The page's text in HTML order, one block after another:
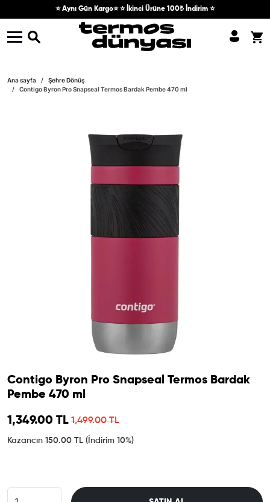
Skip to content⭐ Aynı Gün Kargo⭐ ⭐ İkinci Ürüne 100₺ İndirim ⭐
Ana sayfa
Şehre Dönüş
Contigo Byron Pro Snapseal Termos Bardak Pembe 470 ml
Contigo Byron Pro Snapseal Termos Bardak
Pembe 470 ml
Sale price
1,349.00 TL Regular price
1,499.00 TL
Kazancın 150.00 TL (İndirim 10%)